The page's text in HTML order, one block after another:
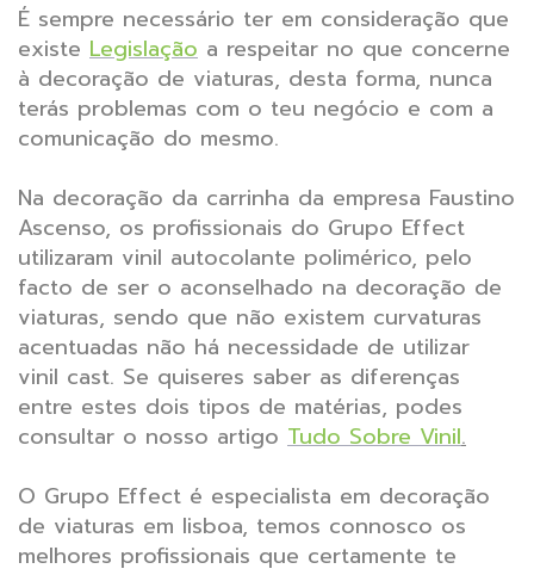
É sempre necessário ter em consideração que
existe Legislação a respeitar no que concerne
à decoração de viaturas, desta forma, nunca
terás problemas com o teu negócio e com a
comunicação do mesmo.
Na decoração da carrinha da empresa Faustino
Ascenso, os profissionais do Grupo Effect
utilizaram vinil autocolante polimérico, pelo
facto de ser o aconselhado na decoração de
viaturas, sendo que não existem curvaturas
acentuadas não há necessidade de utilizar
vinil cast. Se quiseres saber as diferenças
entre estes dois tipos de matérias, podes
consultar o nosso artigo Tudo Sobre Vinil.
O Grupo Effect é especialista em decoração
de viaturas em lisboa, temos connosco os
melhores profissionais que certamente te